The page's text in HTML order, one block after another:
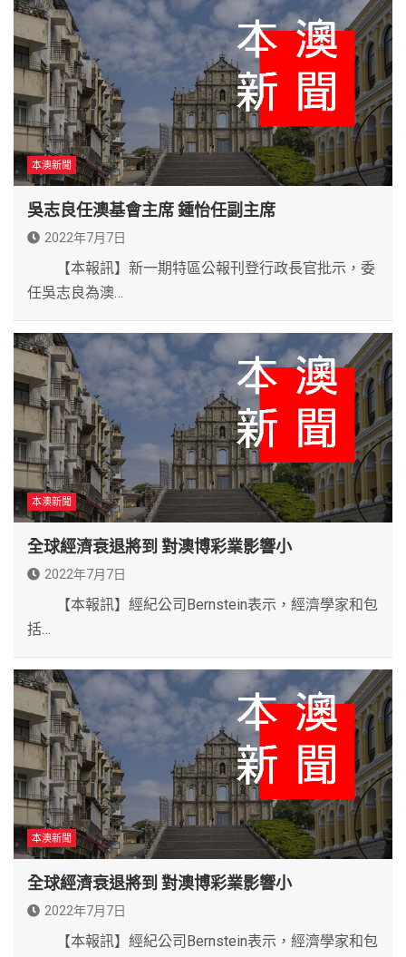
本澳新聞
吳志良任澳基會主席 鍾怡任副主席
2022年7月7日
【本報訊】新一期特區公報刊登行政長官批示，委
任吳志良為澳…
本澳新聞
全球經濟衰退將到 對澳博彩業影響小
2022年7月7日
【本報訊】經紀公司Bernstein表示，經濟學家和包
括…
本澳新聞
全球經濟衰退將到 對澳博彩業影響小
2022年7月7日
【本報訊】經紀公司Bernstein表示，經濟學家和包